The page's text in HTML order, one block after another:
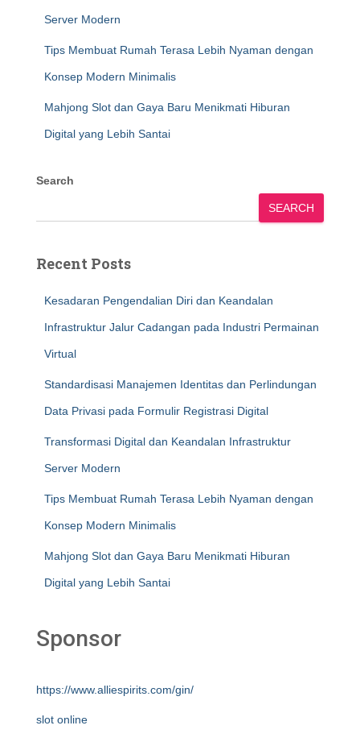
Server Modern
Tips Membuat Rumah Terasa Lebih Nyaman dengan
Konsep Modern Minimalis
Mahjong Slot dan Gaya Baru Menikmati Hiburan
Digital yang Lebih Santai
Search
SEARCH
Recent Posts
Kesadaran Pengendalian Diri dan Keandalan
Infrastruktur Jalur Cadangan pada Industri Permainan
Virtual
Standardisasi Manajemen Identitas dan Perlindungan
Data Privasi pada Formulir Registrasi Digital
Transformasi Digital dan Keandalan Infrastruktur
Server Modern
Tips Membuat Rumah Terasa Lebih Nyaman dengan
Konsep Modern Minimalis
Mahjong Slot dan Gaya Baru Menikmati Hiburan
Digital yang Lebih Santai
Sponsor
https://www.alliespirits.com/gin/
slot online